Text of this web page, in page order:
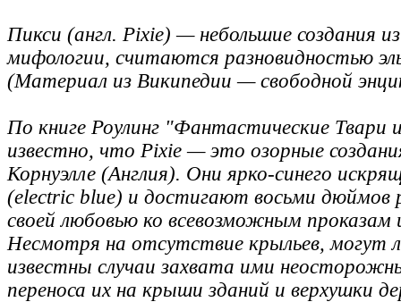
Пикси (англ. Pixie) — небольшие создания
мифологии, считаются разновидностью
(Материал из Википедии — свободной
По книге Роулинг "Фантастические Твари
известно, что Pixie — это озорные
Корнуэлле (Англия). Они ярко-синего
(electric blue) и достигают восьми дюймов
своей любовью ко всевозможным
Несмотря на отсутствие крыльев, могут
известны случаи захвата ими
переноса их на крыши зданий и верхушки